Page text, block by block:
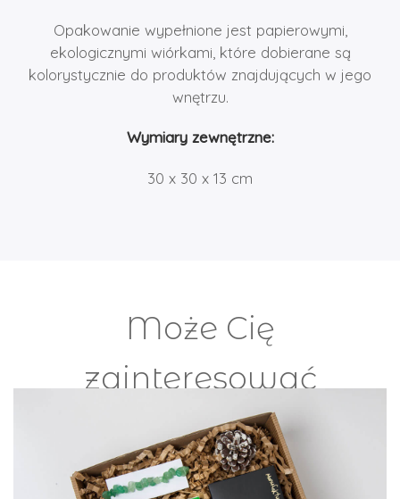
Opakowanie wypełnione jest papierowymi,
ekologicznymi wiórkami, które dobierane są
kolorystycznie do produktów znajdujących w jego
wnętrzu.
Wymiary zewnętrzne:
30 x 30 x 13 cm
Może Cię
zainteresować